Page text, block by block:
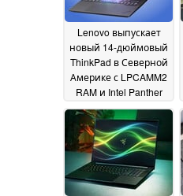
Lenovo выпускает
новый 14-дюймовый
ThinkPad в Северной
Америке с LPCAMM2
RAM и Intel Panther
Lake15 May 2026